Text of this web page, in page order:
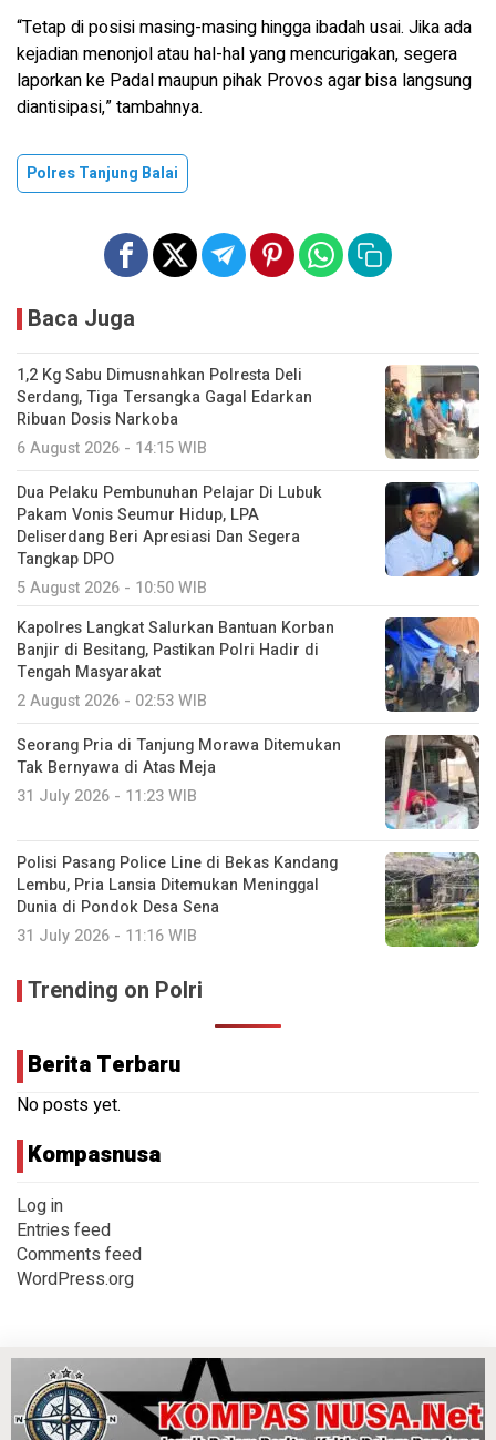
“Tetap di posisi masing-masing hingga ibadah usai. Jika ada
kejadian menonjol atau hal-hal yang mencurigakan, segera
laporkan ke Padal maupun pihak Provos agar bisa langsung
diantisipasi,” tambahnya.
Polres Tanjung Balai
Baca Juga
1,2 Kg Sabu Dimusnahkan Polresta Deli
Serdang, Tiga Tersangka Gagal Edarkan
Ribuan Dosis Narkoba
6 August 2026 - 14:15 WIB
Dua Pelaku Pembunuhan Pelajar Di Lubuk
Pakam Vonis Seumur Hidup, LPA
Deliserdang Beri Apresiasi Dan Segera
Tangkap DPO
5 August 2026 - 10:50 WIB
Kapolres Langkat Salurkan Bantuan Korban
Banjir di Besitang, Pastikan Polri Hadir di
Tengah Masyarakat
2 August 2026 - 02:53 WIB
Seorang Pria di Tanjung Morawa Ditemukan
Tak Bernyawa di Atas Meja
31 July 2026 - 11:23 WIB
Polisi Pasang Police Line di Bekas Kandang
Lembu, Pria Lansia Ditemukan Meninggal
Dunia di Pondok Desa Sena
31 July 2026 - 11:16 WIB
Trending on Polri
Berita Terbaru
No posts yet.
Kompasnusa
Log in
Entries feed
Comments feed
WordPress.org